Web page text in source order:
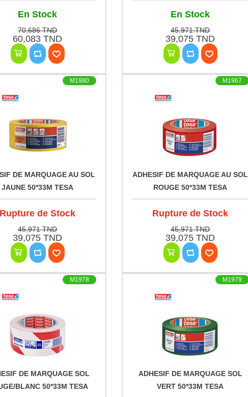
En Stock
70,686 TND
60,083 TND
En Stock
45,971 TND
39,075 TND
M1980
DE MARQUAGE AU SOL
JAUNE 50*33M TESA
Rupture de Stock
45,971 TND
39,075 TND
M1967
ADHESIF DE MARQUAGE AU SOL
ROUGE 50*33M TESA
Rupture de Stock
45,971 TND
39,075 TND
M1978
DE MARQUAGE SOL
BLANC 50*33M TESA
M1979
ADHESIF DE MARQUAGE SOL
VERT 50*33M TESA